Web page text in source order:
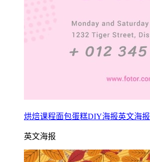
烘焙课程面包蛋糕DIY海报英文海报
英文海报